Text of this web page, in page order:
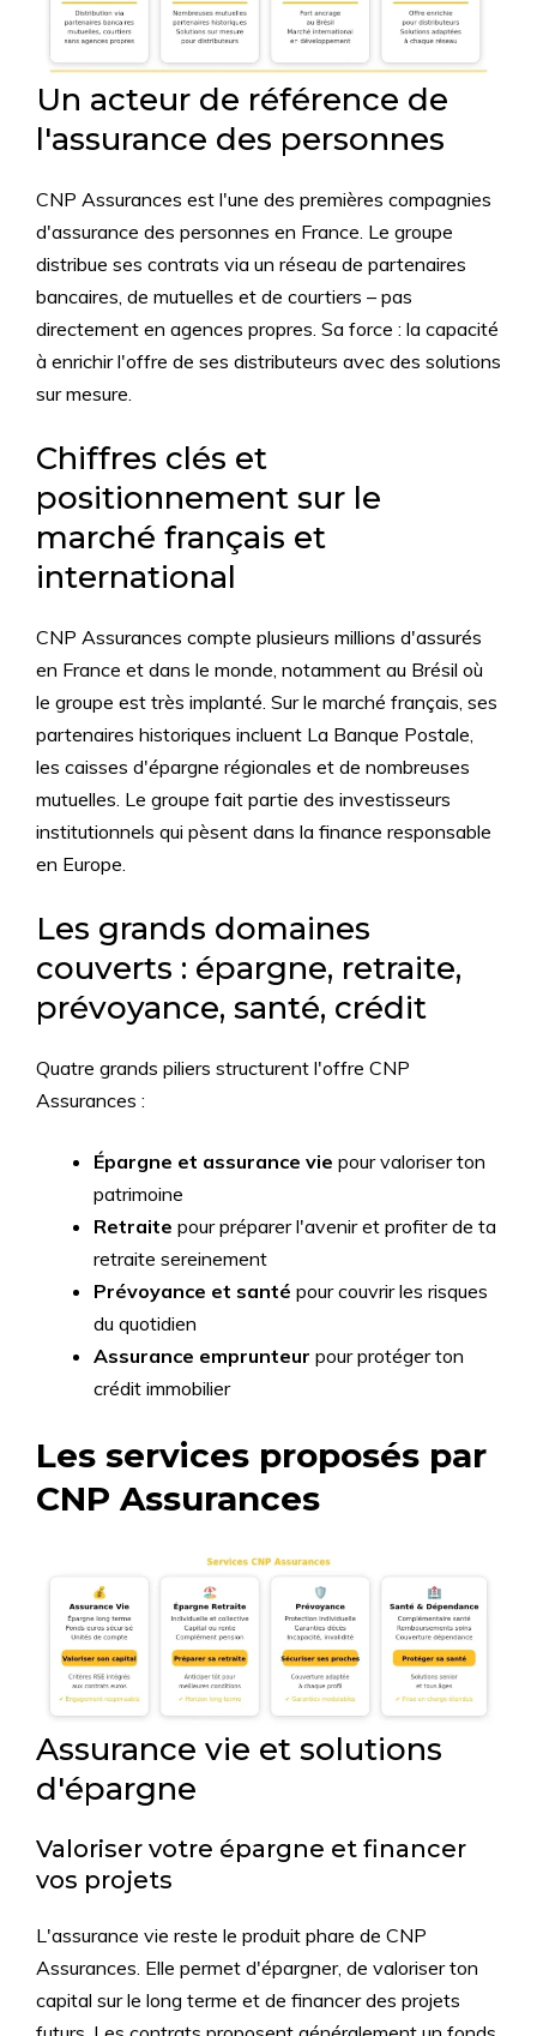
Un acteur de référence de
l'assurance des personnes
CNP Assurances est l'une des premières compagnies
d'assurance des personnes en France. Le groupe
distribue ses contrats via un réseau de partenaires
bancaires, de mutuelles et de courtiers – pas
directement en agences propres. Sa force : la capacité
à enrichir l'offre de ses distributeurs avec des solutions
sur mesure.
Chiffres clés et
positionnement sur le
marché français et
international
CNP Assurances compte plusieurs millions d'assurés
en France et dans le monde, notamment au Brésil où
le groupe est très implanté. Sur le marché français, ses
partenaires historiques incluent La Banque Postale,
les caisses d'épargne régionales et de nombreuses
mutuelles. Le groupe fait partie des investisseurs
institutionnels qui pèsent dans la finance responsable
en Europe.
Les grands domaines
couverts : épargne, retraite,
prévoyance, santé, crédit
Quatre grands piliers structurent l'offre CNP
Assurances :
Épargne et assurance vie pour valoriser ton
patrimoine
Retraite pour préparer l'avenir et profiter de ta
retraite sereinement
Prévoyance et santé pour couvrir les risques
du quotidien
Assurance emprunteur pour protéger ton
crédit immobilier
Les services proposés par
CNP Assurances
Assurance vie et solutions
d'épargne
Valoriser votre épargne et financer
vos projets
L'assurance vie reste le produit phare de CNP
Assurances. Elle permet d'épargner, de valoriser ton
capital sur le long terme et de financer des projets